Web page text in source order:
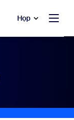
Họp